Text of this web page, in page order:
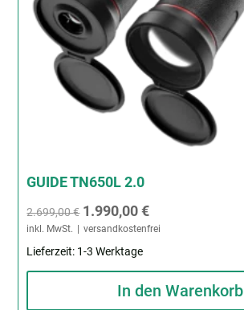
GUIDE TN650L 2.0
2.699,00€ Ursprünglicher
Preis
war:
2.699,00 €
1.990,00€Aktueller
Preis
1.990,00 €.
inkl. MwSt. versandkostenfrei
Lieferzeit: 1-3 Werktage
In den Warenkorb